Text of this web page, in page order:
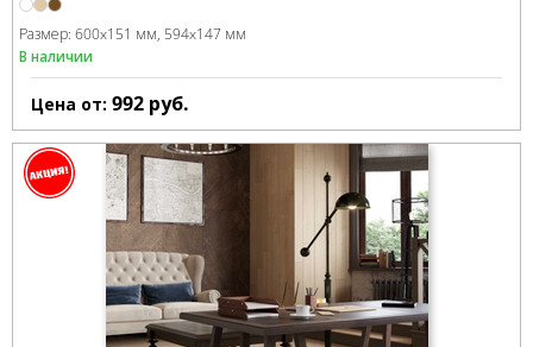
Размер: 600x151 мм 594x147 мм
В наличии
Цена от: 992 руб.